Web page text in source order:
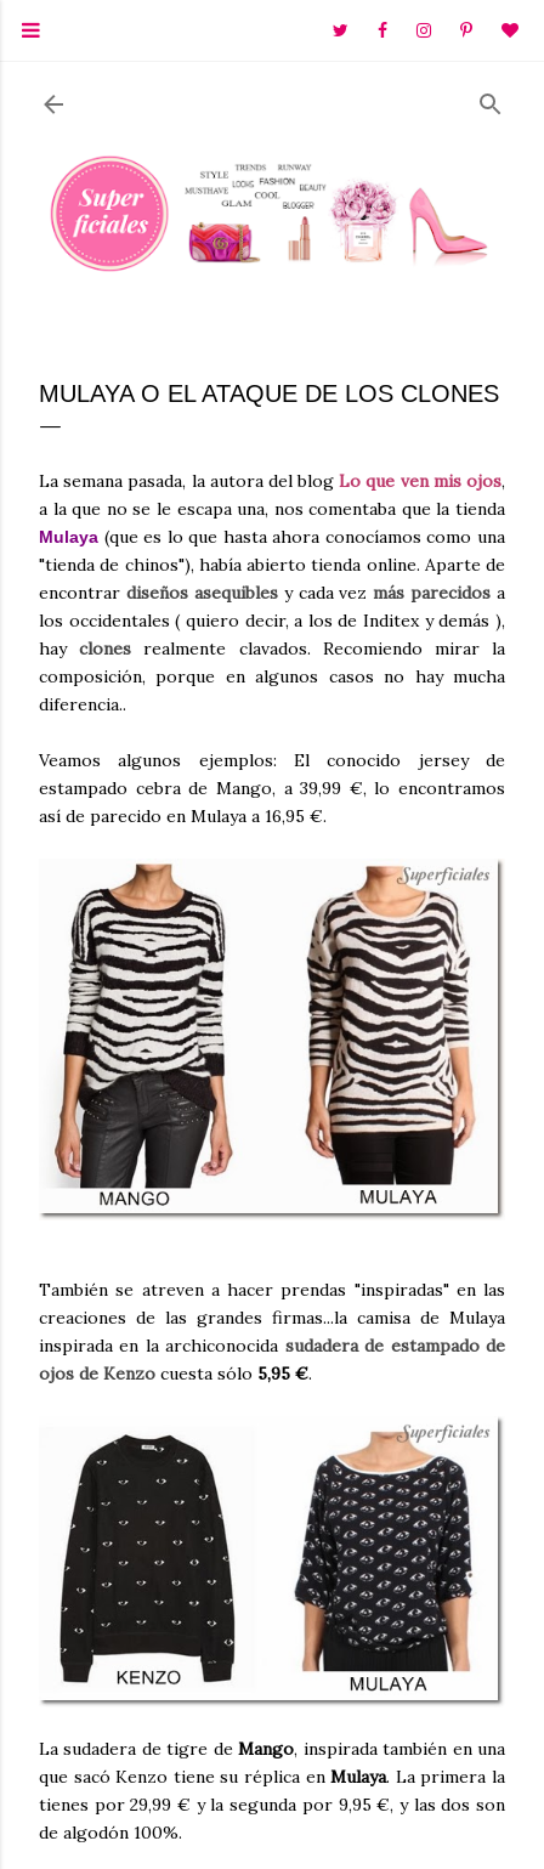
Ir al contenido principal
MULAYA O EL ATAQUE DE LOS CLONES
La semana pasada, la autora del blog Lo que ven mis ojos,
a la que no se le escapa una, nos comentaba que la tienda
Mulaya (que es lo que hasta ahora conocíamos como una
"tienda de chinos"), había abierto tienda online. Aparte de
encontrar diseños asequiblesy cada vezmás parecidos a
los occidentales ( quiero decir, a los de Inditex y demás ),
hayclones realmente clavados. Recomiendo mirar la
composición, porque en algunos casos no hay mucha
diferencia..
Veamos algunos ejemplos: El conocido jersey de
estampado cebra de Mango, a 39,99 €, lo encontramos
así de parecido en Mulaya a 16,95 €.
También se atreven a hacer prendas "inspiradas" en las
creaciones de las grandes firmas...la camisa de Mulaya
inspirada en la archiconocida sudadera de estampado de
ojos de Kenzo cuesta sólo 5,95 €.
La sudadera de tigre deMango, inspirada también en una
que sacó Kenzo tiene su réplica enMulaya. La primera la
tienes por 29,99 € y la segunda por 9,95 €, y las dos son
de algodón 100%.